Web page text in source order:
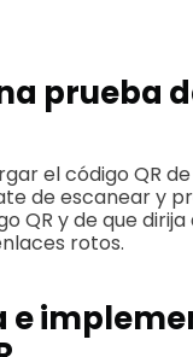
prueba
el código QR
de escanear y
QR y de que
rotos.
e